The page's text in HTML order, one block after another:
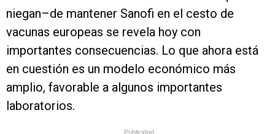
niegan–de mantener Sanofi en el cesto de
vacunas europeas se revela hoy con
importantes consecuencias. Lo que ahora está
en cuestión es un modelo económico más
amplio, favorable a algunos importantes
laboratorios.
Publicidad